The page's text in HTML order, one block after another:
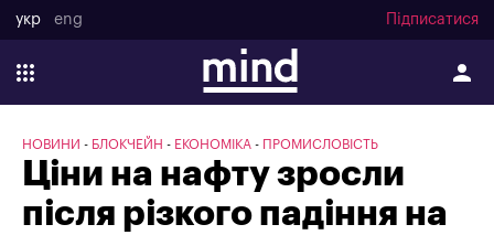
укр eng Підписатися
НОВИНИ БЛОКЧЕЙН ЕКОНОМІКА ПРОМИСЛОВІСТЬ
Ціни на нафту зросли
після різкого падіння на